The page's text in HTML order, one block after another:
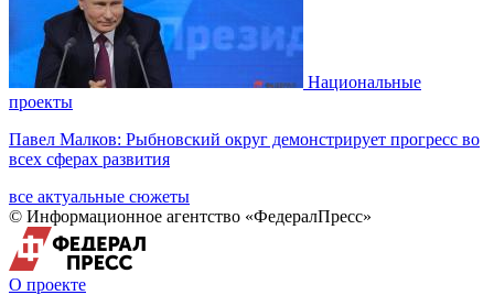
Национальные
проекты
Павел Малков: Рыбновский округ демонстрирует прогресс во
всех сферах развития
все актуальные сюжеты
© Информационное агентство «ФедералПресс»
О проекте